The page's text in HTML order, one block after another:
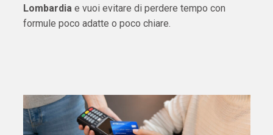
Lombardiae vuoi evitare di perdere tempo con
formule poco adatte o poco chiare.